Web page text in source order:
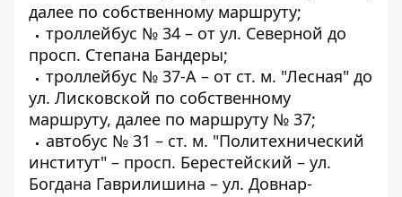
далее по собственному маршруту;
троллейбус № 34 – от ул. Северной до
просп. Степана Бандеры;
троллейбус № 37-А – от ст. м. "Лесная" до
ул. Лисковской по собственному
маршруту, далее по маршруту № 37;
автобус № 31 – ст. м. "Политехнический
институт" – просп. Берестейский – ул.
Богдана Гаврилишина – ул. Довнар-